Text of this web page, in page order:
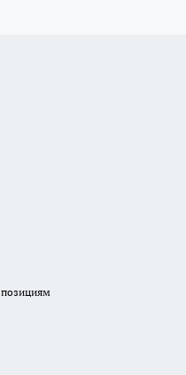
позициям